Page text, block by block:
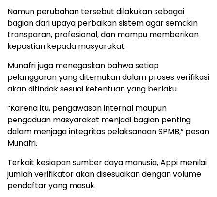
Namun perubahan tersebut dilakukan sebagai
bagian dari upaya perbaikan sistem agar semakin
transparan, profesional, dan mampu memberikan
kepastian kepada masyarakat.
Munafri juga menegaskan bahwa setiap
pelanggaran yang ditemukan dalam proses verifikasi
akan ditindak sesuai ketentuan yang berlaku.
“Karena itu, pengawasan internal maupun
pengaduan masyarakat menjadi bagian penting
dalam menjaga integritas pelaksanaan SPMB,” pesan
Munafri.
Terkait kesiapan sumber daya manusia, Appi menilai
jumlah verifikator akan disesuaikan dengan volume
pendaftar yang masuk.